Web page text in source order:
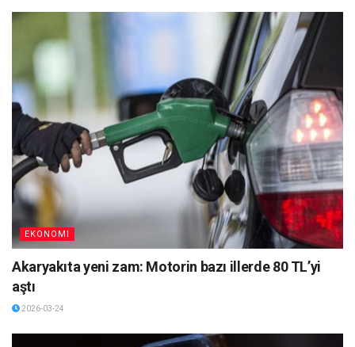
EKONOMI
Akaryakıta yeni zam: Motorin bazı illerde 80 TL’yi
aştı
2026-03-24